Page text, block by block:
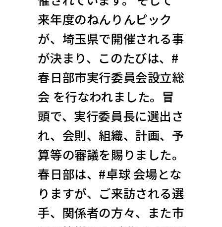
来年度のねんりんピック
が、埼玉県で開催される事
が決まり、このたびは、#
春日部市実行委員会設立総
会 を行なわれました。冒
頭で、実行委員長に選出さ
れ、会則、組織、計画、予
算等の審議を賜りました。
春日部は、#卓球 会場とな
りますが、ご来訪される選
手、関係者の方々、また市